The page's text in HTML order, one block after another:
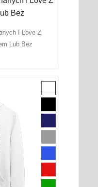
I Love Z
Lub Bez